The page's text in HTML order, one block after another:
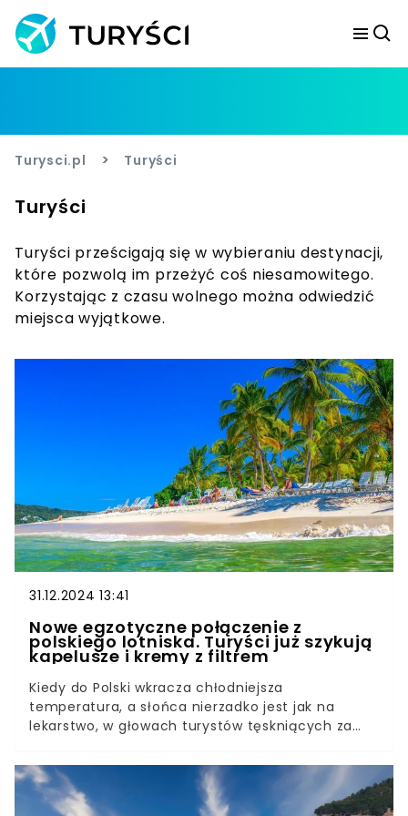
Turysci.pl > Turyści
Turyści
Turyści prześcigają się w wybieraniu destynacji,
które pozwolą im przeżyć coś niesamowitego.
Korzystając z czasu wolnego można odwiedzić
miejsca wyjątkowe.
31.12.2024 13:41
Nowe egzotyczne połączenie z
polskiego lotniska. Turyści już szykują
kapelusze i kremy z filtrem
Kiedy do Polski wkracza chłodniejsza
temperatura, a słońca nierzadko jest jak na
lekarstwo, w głowach turystów tęskniących za
pomysł na wycieczkę w egzotyczne miejsce.
Okazuje się, że z polskiego lotniska startuje nowe
połączenie do kraju, który dla wielu jest